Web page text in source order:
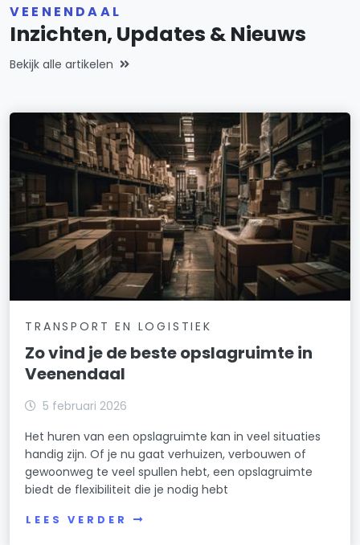
VEENENDAAL
Inzichten, Updates & Nieuws
Bekijk alle artikelen
TRANSPORT EN LOGISTIEK
Zo vind je de beste opslagruimte in
Veenendaal
5 februari 2026
Het huren van een opslagruimte kan in veel situaties
handig zijn. Of je nu gaat verhuizen, verbouwen of
gewoonweg te veel spullen hebt, een opslagruimte
biedt de flexibiliteit die je nodig hebt
LEES VERDER